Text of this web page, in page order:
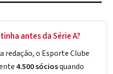
antes da Série A?
redação, o Esporte Clube
4.500 sóciosquando